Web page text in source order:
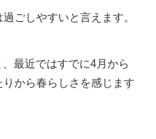
ごしやすいと言えます。
最近ではすでに4月から
から春らしさを感じます